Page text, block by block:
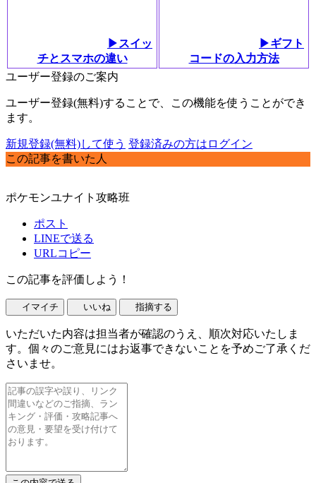
▶スイッ
チとスマホの違い
▶ギフト
コードの入力方法
ユーザー登録のご案内
ユーザー登録(無料)することで、この機能を使うことができ
ます。
新規登録(無料)して使う 登録済みの方はログイン
この記事を書いた人
ポケモンユナイト攻略班
ポスト
LINEで送る
URLコピー
この記事を評価しよう！
イマイチ いいね 指摘する
いただいた内容は担当者が確認のうえ、順次対応いたしま
す。個々のご意見にはお返事できないことを予めご了承くだ
さいませ。